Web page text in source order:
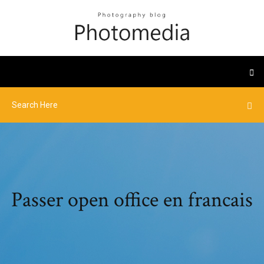
Passer open office en francais